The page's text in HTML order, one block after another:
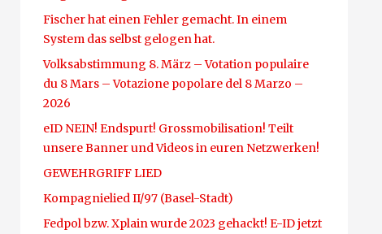
Fischer hat einen Fehler gemacht. In einem
System das selbst gelogen hat.
Volksabstimmung 8. März – Votation populaire
du 8 Mars – Votazione popolare del 8 Marzo –
2026
eID NEIN! Endspurt! Grossmobilisation! Teilt
unsere Banner und Videos in euren Netzwerken!
GEWEHRGRIFF LIED
Kompagnielied II/97 (Basel-Stadt)
Fedpol bzw. Xplain wurde 2023 gehackt! E-ID jetzt